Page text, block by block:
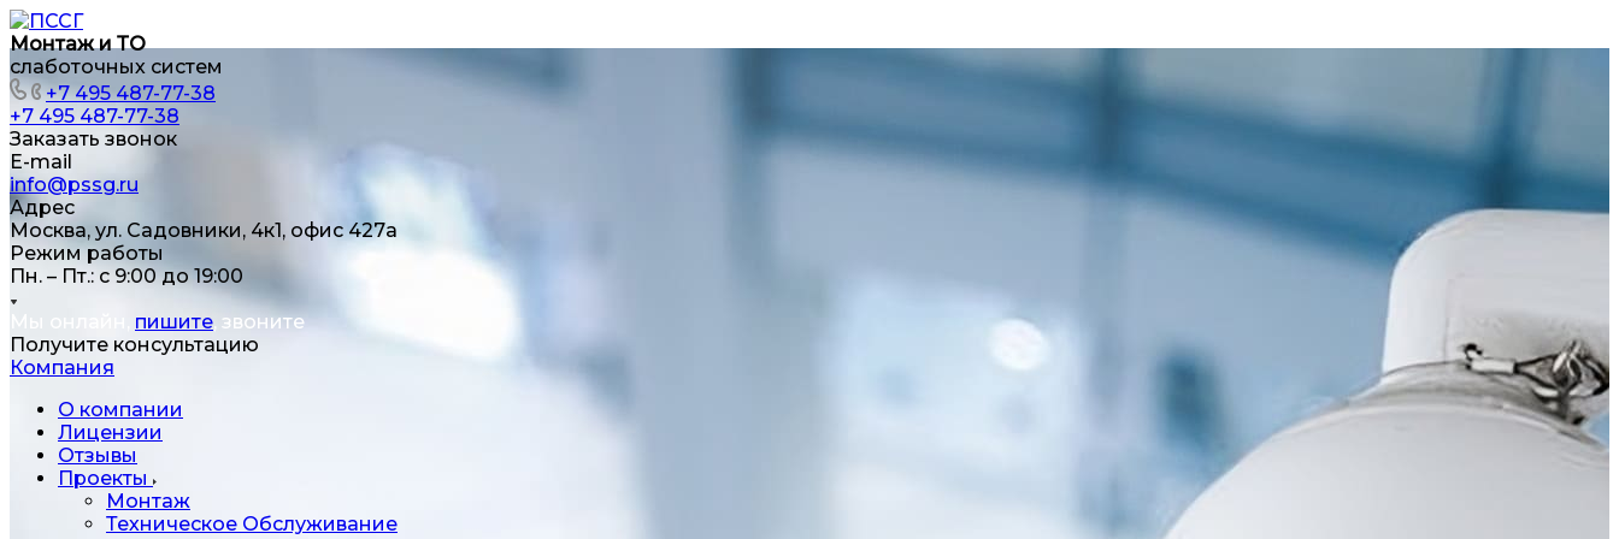
Монтаж и ТО
слаботочных систем
+7 495 487-77-38
+7 495 487-77-38
Заказать звонок
E-mail
info@pssg.ru
Адрес
Москва, ул. Садовники, 4к1, офис 427а
Режим работы
Пн. – Пт.: с 9:00 до 19:00
Мы онлайн, пишите, звоните
Получите консультацию
Компания
О компании
Лицензии
Отзывы
Проекты
Монтаж
Техническое Обслуживание